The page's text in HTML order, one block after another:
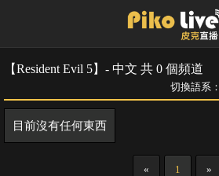
【Resident Evil 5】- 中文 共 0 個頻道
切換語系：
目前沒有任何東西
« 1 »